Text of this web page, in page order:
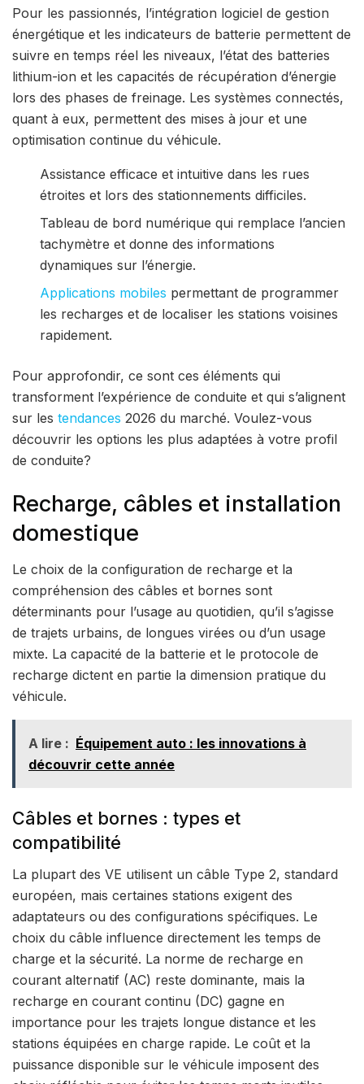
Pour les passionnés, l’intégration logiciel de gestion
énergétique et les indicateurs de batterie permettent de
suivre en temps réel les niveaux, l’état des batteries
lithium-ion et les capacités de récupération d’énergie
lors des phases de freinage. Les systèmes connectés,
quant à eux, permettent des mises à jour et une
optimisation continue du véhicule.
Assistance efficace et intuitive dans les rues
étroites et lors des stationnements difficiles.
Tableau de bord numérique qui remplace l’ancien
tachymètre et donne des informations
dynamiques sur l’énergie.
Applications mobiles permettant de programmer
les recharges et de localiser les stations voisines
rapidement.
Pour approfondir, ce sont ces éléments qui
transforment l’expérience de conduite et qui s’alignent
sur les tendances 2026 du marché. Voulez-vous
découvrir les options les plus adaptées à votre profil
de conduite?
Recharge, câbles et installation
domestique
Le choix de la configuration de recharge et la
compréhension des câbles et bornes sont
déterminants pour l’usage au quotidien, qu’il s’agisse
de trajets urbains, de longues virées ou d’un usage
mixte. La capacité de la batterie et le protocole de
recharge dictent en partie la dimension pratique du
véhicule.
A lire : Équipement auto : les innovations à
découvrir cette année
Câbles et bornes : types et
compatibilité
La plupart des VE utilisent un câble Type 2, standard
européen, mais certaines stations exigent des
adaptateurs ou des configurations spécifiques. Le
choix du câble influence directement les temps de
charge et la sécurité. La norme de recharge en
courant alternatif (AC) reste dominante, mais la
recharge en courant continu (DC) gagne en
importance pour les trajets longue distance et les
stations équipées en charge rapide. Le coût et la
puissance disponible sur le véhicule imposent des